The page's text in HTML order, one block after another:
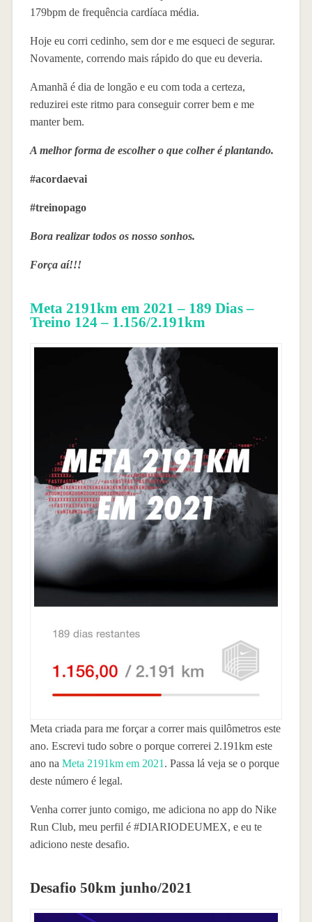
179bpm de frequência cardíaca média.
Hoje eu corri cedinho, sem dor e me esqueci de segurar.
Novamente, correndo mais rápido do que eu deveria.
Amanhã é dia de longão e eu com toda a certeza,
reduzirei este ritmo para conseguir correr bem e me
manter bem.
A melhor forma de escolher o que colher é plantando.
#acordaevai
#treinopago
Bora realizar todos os nosso sonhos.
Força aí!!!
Meta 2191km em 2021 – 189 Dias –
Treino 124 – 1.156/2.191km
Meta criada para me forçar a correr mais quilômetros este
ano. Escrevi tudo sobre o porque correrei 2.191km este
ano na Meta 2191km em 2021 . Passa lá veja se o porque
deste número é legal.
Venha correr junto comigo, me adiciona no app do Nike
Run Club, meu perfil é #DIARIODEUMEX, e eu te
adiciono neste desafio.
Desafio 50km junho/2021